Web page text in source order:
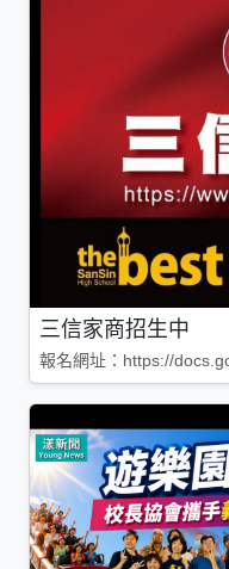
三信家商招生中
報名網址：https://